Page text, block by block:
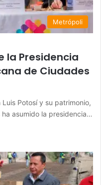
Metrópoli
la Presidencia
de Ciudades
Potosí y su patrimonio,
ha asumido la presidencia…